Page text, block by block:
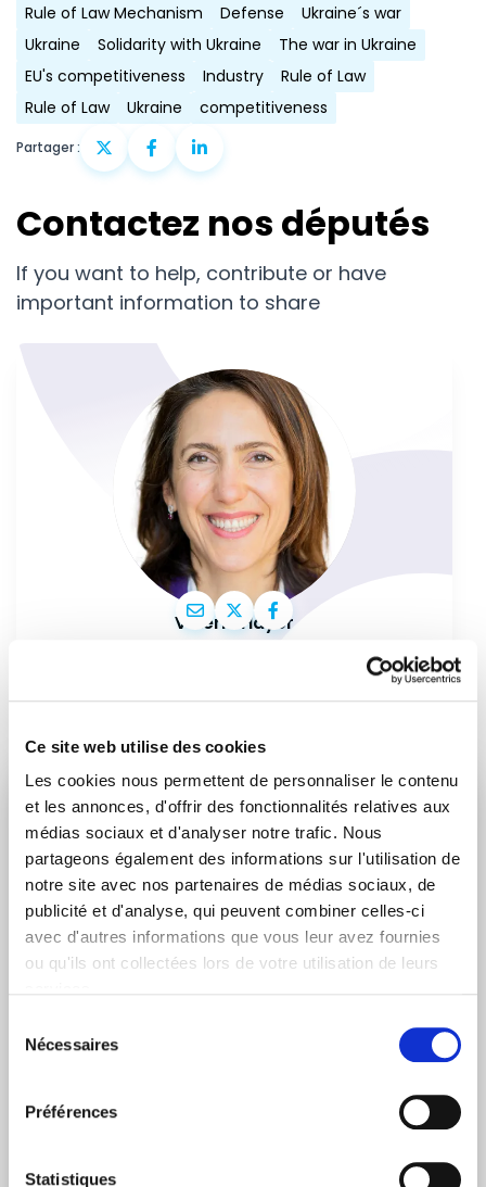
Ce site web utilise des cookies
Les cookies nous permettent de personnaliser le contenu
et les annonces, d'offrir des fonctionnalités relatives aux
médias sociaux et d'analyser notre trafic. Nous
partageons également des informations sur l'utilisation de
notre site avec nos partenaires de médias sociaux, de
publicité et d'analyse, qui peuvent combiner celles-ci
avec d'autres informations que vous leur avez fournies
ou qu'ils ont collectées lors de votre utilisation de leurs
Nécessaires
Préférences
Statistiques
Rule of Law Mechanism
Defense
Ukraine´s war
Ukraine
Solidarity with Ukraine
The war in Ukraine
EU's competitiveness
Industry
Rule of Law
Rule of Law
Ukraine competitiveness
Partager :
Contactez nos députés
If you want to help, contribute or have
important information to share
Valérie Hayer
RESTEZ INFORMÉ
Prénom Nom
Oui